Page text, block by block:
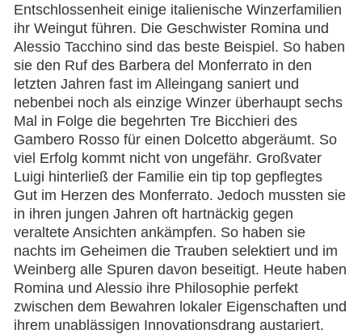
Entschlossenheit einige italienische Winzerfamilien
ihr Weingut führen. Die Geschwister Romina und
Alessio Tacchino sind das beste Beispiel. So haben
sie den Ruf des Barbera del Monferrato in den
letzten Jahren fast im Alleingang saniert und
nebenbei noch als einzige Winzer überhaupt sechs
Mal in Folge die begehrten Tre Bicchieri des
Gambero Rosso für einen Dolcetto abgeräumt. So
viel Erfolg kommt nicht von ungefähr. Großvater
Luigi hinterließ der Familie ein tip top gepflegtes
Gut im Herzen des Monferrato. Jedoch mussten sie
in ihren jungen Jahren oft hartnäckig gegen
veraltete Ansichten ankämpfen. So haben sie
nachts im Geheimen die Trauben selektiert und im
Weinberg alle Spuren davon beseitigt. Heute haben
Romina und Alessio ihre Philosophie perfekt
zwischen dem Bewahren lokaler Eigenschaften und
ihrem unablässigen Innovationsdrang austariert.